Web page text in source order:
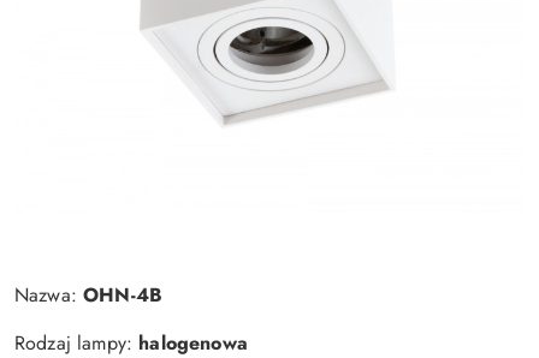
Nazwa:OHN-4B
Rodzaj lampy: halogenowa